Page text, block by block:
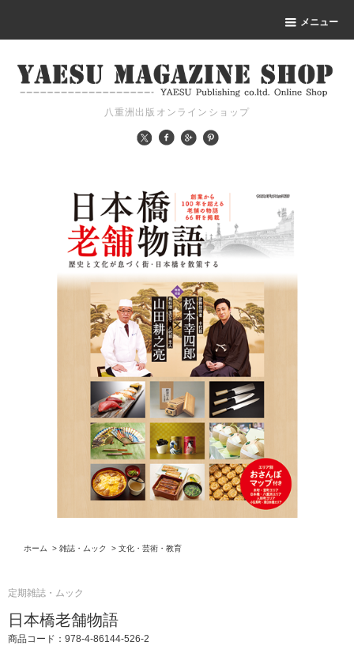
メニュー
八重洲出版オンラインショップ
ホーム > 雑誌・ムック > 文化・芸術・教育
定期雑誌・ムック
日本橋老舗物語
商品コード：978-4-86144-526-2